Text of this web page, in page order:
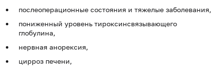
послеоперационные состояния и тяжелые заболевания,
пониженный уровень тироксинсвязывающего
глобулина,
нервная анорексия,
цирроз печени,